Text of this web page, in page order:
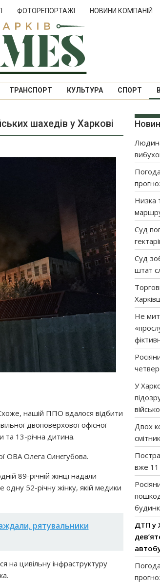
ФОТОРЕПОРТАЖІ НОВИНИ КОМПАНІЙ
ТРАНСПОРТ КУЛЬТУРА СПОРТ
шахедів у Харкові
нашій ППО вдалося відбити
двоповерхової офісної
та 13-річна дитина.
ОВА Олега Синєгубова.
89-річній жінці надали
52-річну жінку, якій медики
рятувальники
на цивільну інфраструктуру
Низка
Суд
Суд
штат
Не
У
Двох
вже 11
ДТП у